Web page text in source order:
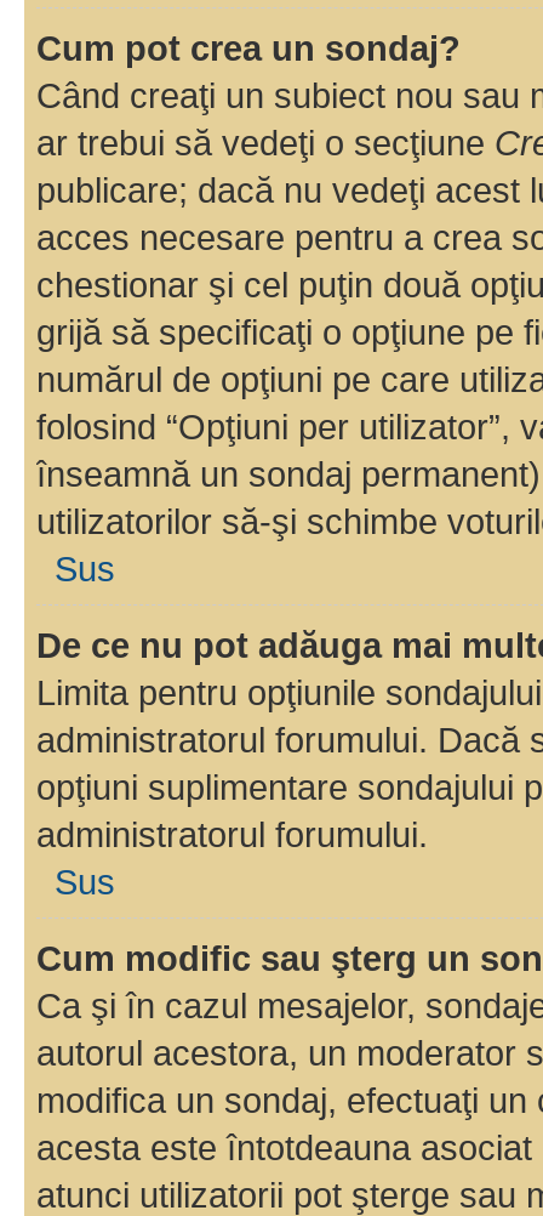
Cum pot crea un sondaj?
Când creaţi un subiect nou sau
ar trebui să vedeţi o secţiune
publicare; dacă nu vedeţi acest
acces necesare pentru a crea
chestionar şi cel puţin două
grijă să specificaţi o opţiune pe
numărul de opţiuni pe care
folosind “Opţiuni per utilizator”,
înseamnă un sondaj
utilizatorilor să-şi schimbe
Sus
De ce nu pot adăuga mai
Limita pentru opţiunile
administratorul forumului. Dacă
opţiuni suplimentare sondajului
administratorul forumului.
Sus
Cum modific sau şterg un
Ca şi în cazul mesajelor,
autorul acestora, un moderator
modifica un sondaj, efectuaţi
acesta este întotdeauna
atunci utilizatorii pot şterge sau